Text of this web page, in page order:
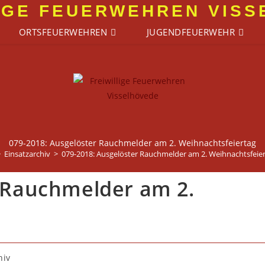
FEUERWEHREN
ORTSFEUERWEHREN JUGENDFEUERWEHR
079-2018: Ausgelöster Rauchmelder am 2. Weihnachtsfeiertag
Einsatzarchiv > 079-2018: Ausgelöster Rauchmelder am 2.
am 2.